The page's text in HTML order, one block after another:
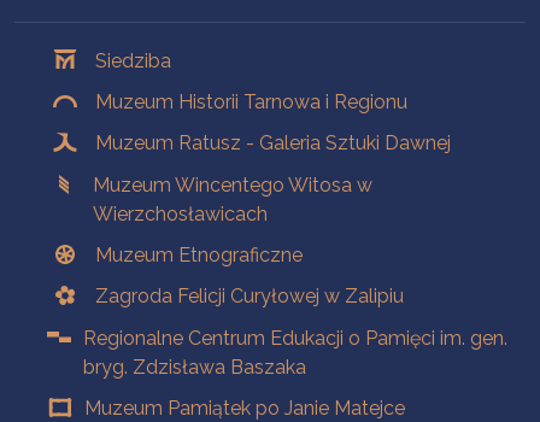
Siedziba
Muzeum Historii Tarnowa i Regionu
Muzeum Ratusz - Galeria Sztuki Dawnej
Muzeum Wincentego Witosa w
Wierzchosławicach
Muzeum Etnograficzne
Zagroda Felicji Curyłowej w Zalipiu
Regionalne Centrum Edukacji o Pamięci im. gen.
bryg. Zdzisława Baszaka
Muzeum Pamiątek po Janie Matejce